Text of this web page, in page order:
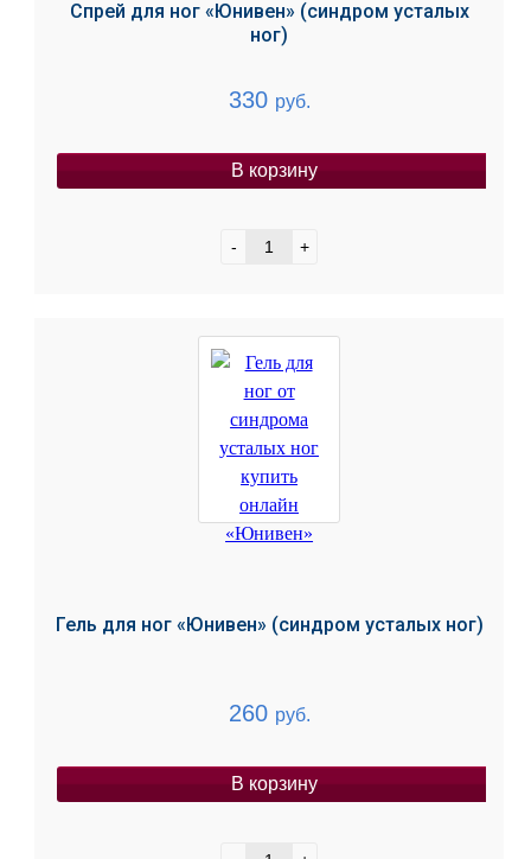
Спрей для ног «Юнивен» (синдром усталых
ног)
330 руб.
В корзину
- +
Гель для ног «Юнивен» (синдром усталых ног)
260 руб.
В корзину